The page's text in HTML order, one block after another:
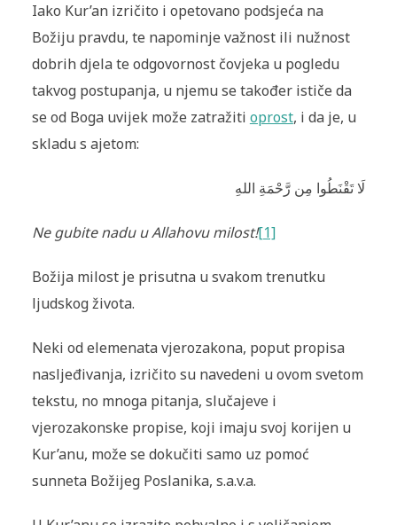
Iako Kur’an izričito i opetovano podsjeća na
Božiju pravdu, te napominje važnost ili nužnost
dobrih djela te odgovornost čovjeka u pogledu
takvog postupanja, u njemu se također ističe da
se od Boga uvijek može zatražiti oprost, i da je, u
skladu s ajetom:
لَا تَقْنَطُوا مِن رَّحْمَةِ اللهِ
Ne gubite nadu u Allahovu milost![1]
Božija milost je prisutna u svakom trenutku
ljudskog života.
Neki od elemenata vjerozakona, poput propisa
nasljeđivanja, izričito su navedeni u ovom svetom
tekstu, no mnoga pitanja, slučajeve i
vjerozakonske propise, koji imaju svoj korijen u
Kur’anu, može se dokučiti samo uz pomoć
sunneta Božijeg Poslanika, s.a.v.a.